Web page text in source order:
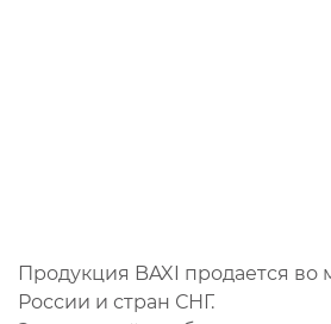
Продукция BAXI продается во
России и стран СНГ.